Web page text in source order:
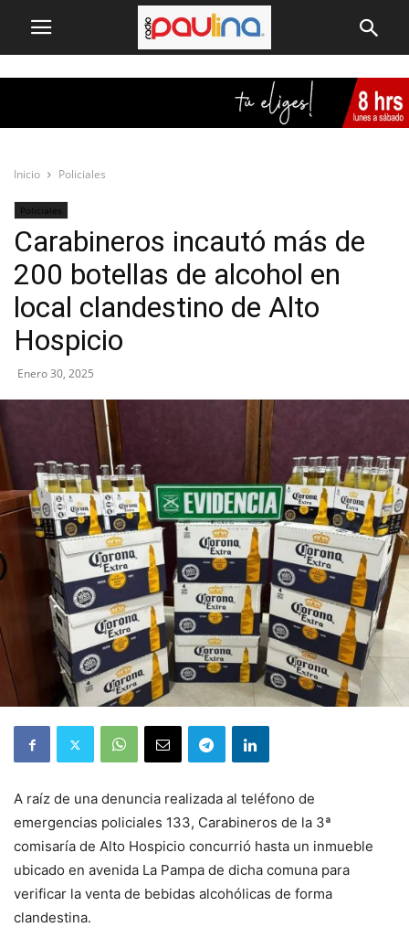
Inicio Policiales
Policiales
Carabineros incautó más de
200 botellas de alcohol en
local clandestino de Alto
Hospicio
Enero 30, 2025
A raíz de una denuncia realizada al teléfono de
emergencias policiales 133, Carabineros de la 3ª
comisaría de Alto Hospicio concurrió hasta un inmueble
ubicado en avenida La Pampa de dicha comuna para
verificar la venta de bebidas alcohólicas de forma
clandestina.